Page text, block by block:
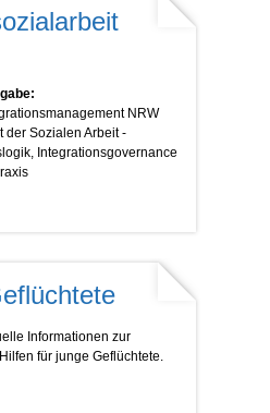
NRW
der Sozialen Arbeit -
Integrationsgovernance
Informationen zur
für junge Geflüchtete.